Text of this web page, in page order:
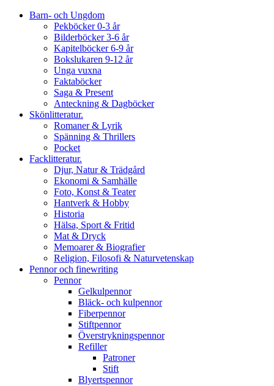
Barn- och Ungdom
Pekböcker 0-3 år
Bilderböcker 3-6 år
Kapitelböcker 6-9 år
Bokslukaren 9-12 år
Unga vuxna
Faktaböcker
Saga & Present
Anteckning & Dagböcker
Skönlitteratur.
Romaner & Lyrik
Spänning & Thrillers
Pocket
Facklitteratur.
Djur, Natur & Trädgård
Ekonomi & Samhälle
Foto, Konst & Teater
Hantverk & Hobby
Historia
Hälsa, Sport & Fritid
Mat & Dryck
Memoarer & Biografier
Religion, Filosofi & Naturvetenskap
Pennor och finewriting
Pennor
Gelkulpennor
Bläck- och kulpennor
Fiberpennor
Stiftpennor
Överstrykningspennor
Refiller
Patroner
Stift
Blyertspennor